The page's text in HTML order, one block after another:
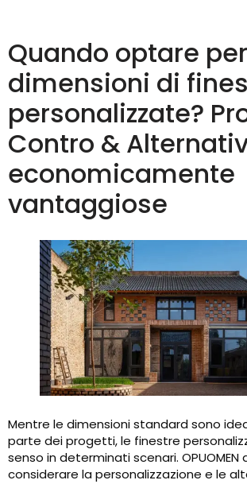
Quando optare per
dimensioni di
personalizzate?
Contro &
economicamente
vantaggiose
Mentre le dimensioni standard sono
parte dei progetti, le finestre
senso in determinati scenari.
considerare la personalizzazione e le